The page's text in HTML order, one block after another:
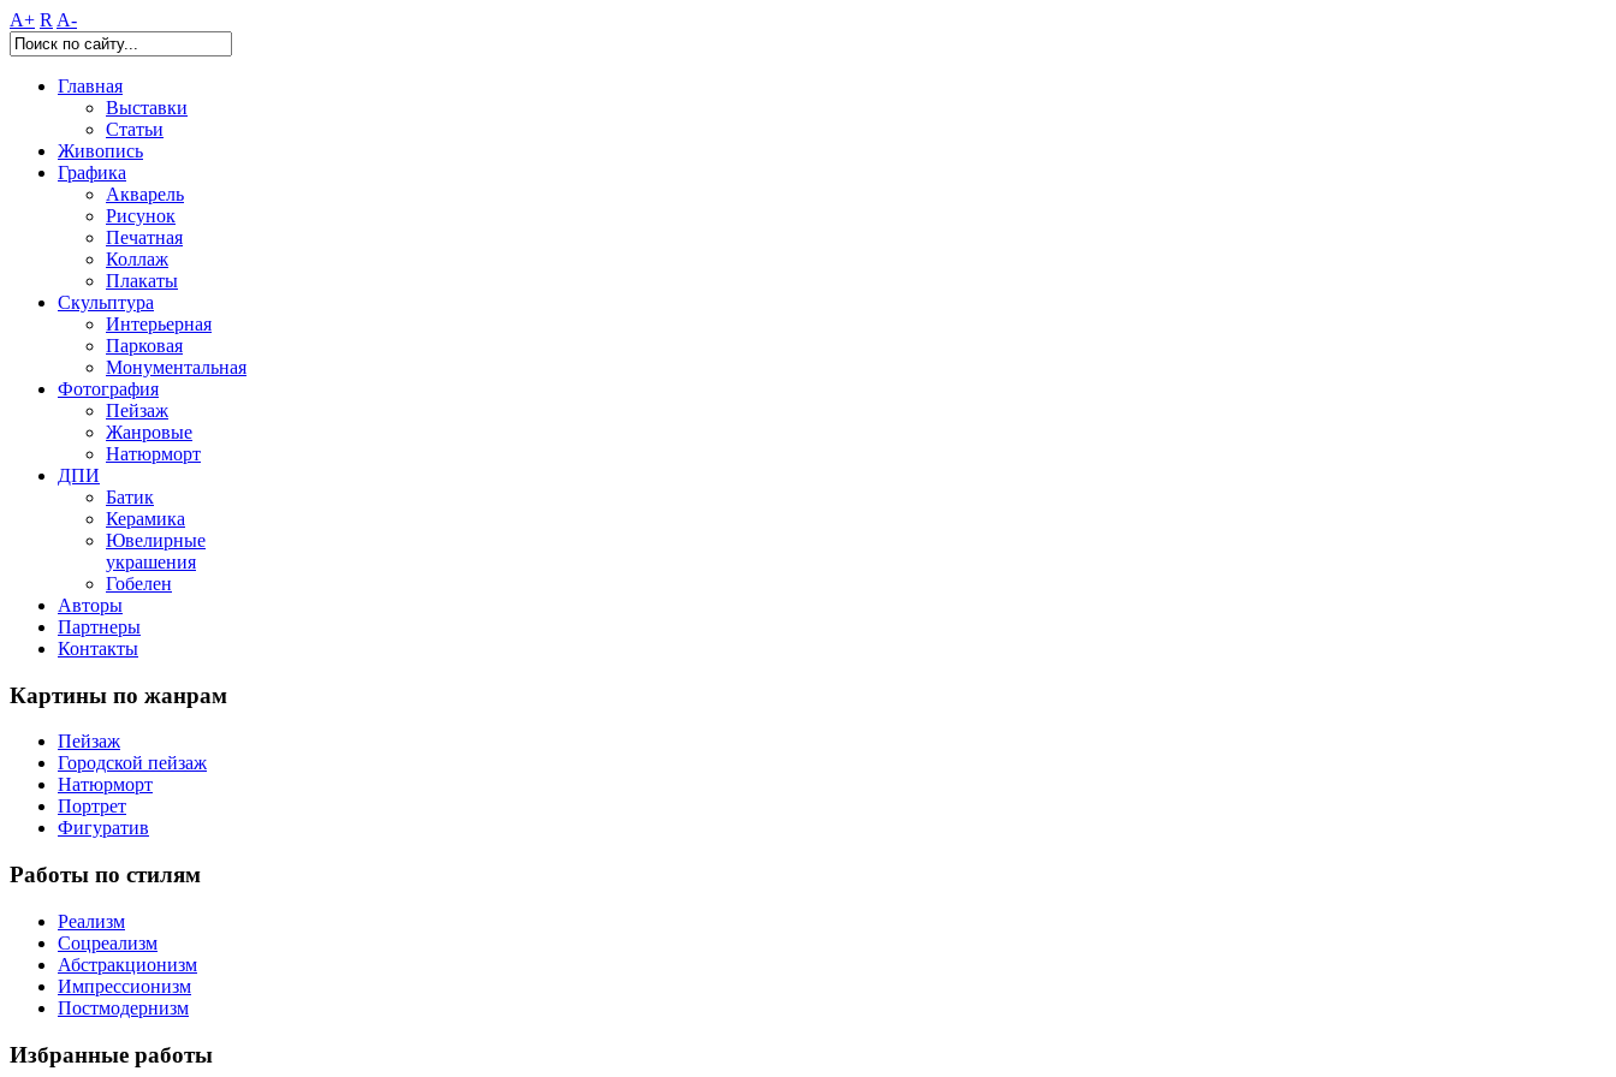
A+ R A-
Главная
Выставки
Статьи
Живопись
Графика
Акварель
Рисунок
Печатная
Коллаж
Плакаты
Скульптура
Интерьерная
Парковая
Монументальная
Фотография
Пейзаж
Жанровые
Натюрморт
ДПИ
Батик
Керамика
Ювелирные
украшения
Гобелен
Авторы
Партнеры
Контакты
Картины по жанрам
Пейзаж
Городской пейзаж
Натюрморт
Портрет
Фигуратив
Работы по стилям
Реализм
Соцреализм
Абстракционизм
Импрессионизм
Постмодернизм
Избранные работы